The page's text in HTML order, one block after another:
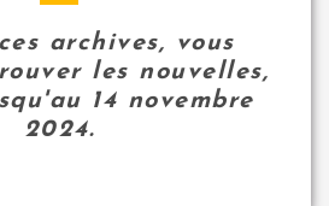
archives, vous
les nouvelles,
14 novembre
2024.